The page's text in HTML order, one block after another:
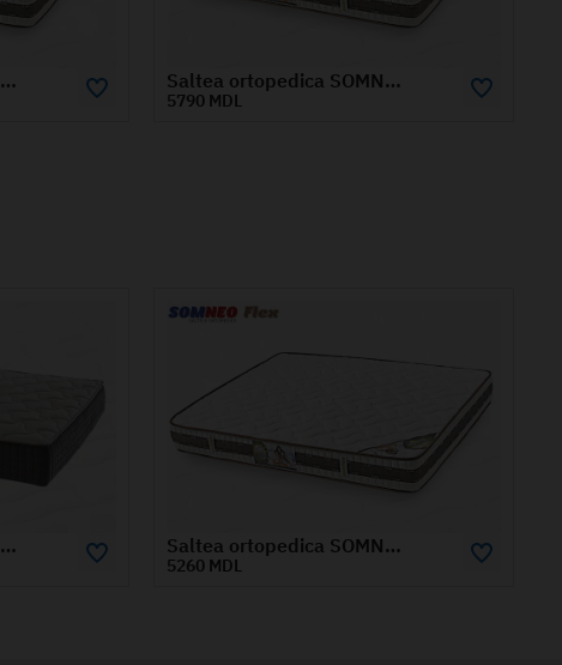
4495 MDL
4970 MDL